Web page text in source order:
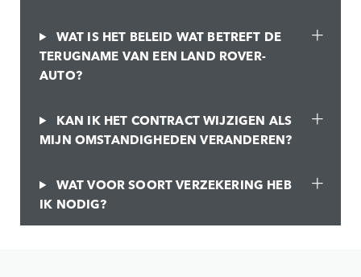
WAT IS HET BELEID WAT BETREFT DE
TERUGNAME VAN EEN LAND ROVER-
AUTO?
KAN IK HET CONTRACT WIJZIGEN ALS
MIJN OMSTANDIGHEDEN VERANDEREN?
WAT VOOR SOORT VERZEKERING HEB
IK NODIG?